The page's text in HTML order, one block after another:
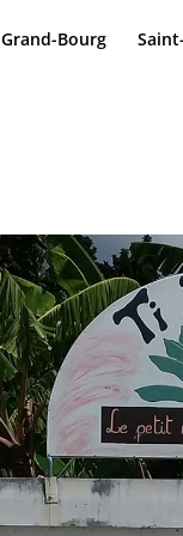
Grand-Bourg